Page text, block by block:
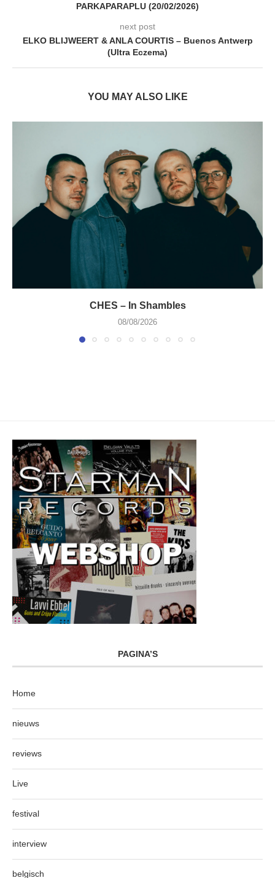
PARKAPARAPLU (20/02/2026)
next post
ELKO BLIJWEERT & ANLA COURTIS – Buenos Antwerp
(Ultra Eczema)
YOU MAY ALSO LIKE
CHES – In Shambles
08/08/2026
PAGINA’S
Home
nieuws
reviews
Live
festival
interview
belgisch